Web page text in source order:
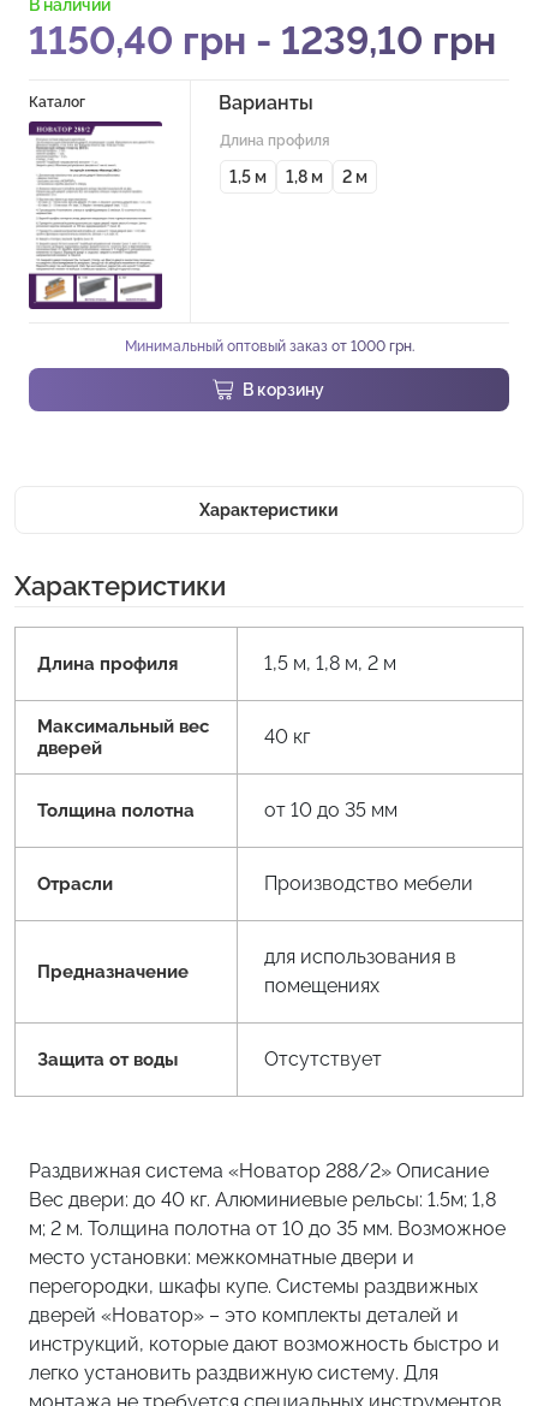
В наличии
1150,40 грн - 1239,10 грн
Каталог Варианты
Длина профиля
1,5 м 1,8 м 2 м
Минимальный оптовый заказ от 1000 грн.
В корзину
Характеристики
Характеристики
Длина профиля 1,5 м, 1,8 м, 2 м
Максимальный вес
дверей
40 кг
Толщина полотна от 10 до 35 мм
Отрасли Производство мебели
Предназначение
для использования в
помещениях
Защита от воды Отсутствует
Раздвижная система «Новатор 288/2» Описание
Вес двери: до 40 кг. Алюминиевые рельсы: 1.5м; 1,8
м; 2 м. Толщина полотна от 10 до 35 мм. Возможное
место установки: межкомнатные двери и
перегородки, шкафы купе. Системы раздвижных
дверей «Новатор» – это комплекты деталей и
инструкций, которые дают возможность быстро и
легко установить раздвижную систему. Для
монтажа не требуется специальных инструментов